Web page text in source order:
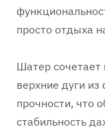
просто отдыха
Шатер сочетает
верхние дуги
прочности, что
стабильность